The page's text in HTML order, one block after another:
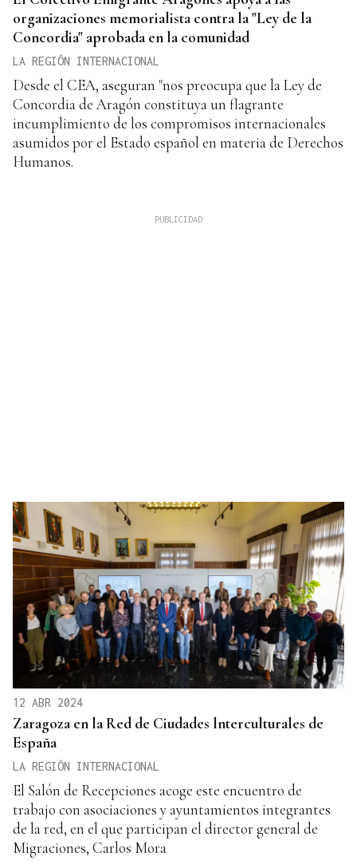
organizaciones memorialista contra la "Ley de la
Concordia" aprobada en la comunidad
LA REGIÓN INTERNACIONAL
Desde el CEA, aseguran "nos preocupa que la Ley de
Concordia de Aragón constituya un flagrante
incumplimiento de los compromisos internacionales
asumidos por el Estado español en materia de Derechos
Humanos.
12 ABR 2024
Zaragoza en la Red de Ciudades lnterculturales de
España
LA REGIÓN INTERNACIONAL
El Salón de Recepciones acoge este encuentro de
trabajo con asociaciones y ayuntamientos integrantes
de la red, en el que participan el director general de
Migraciones, Carlos Mora